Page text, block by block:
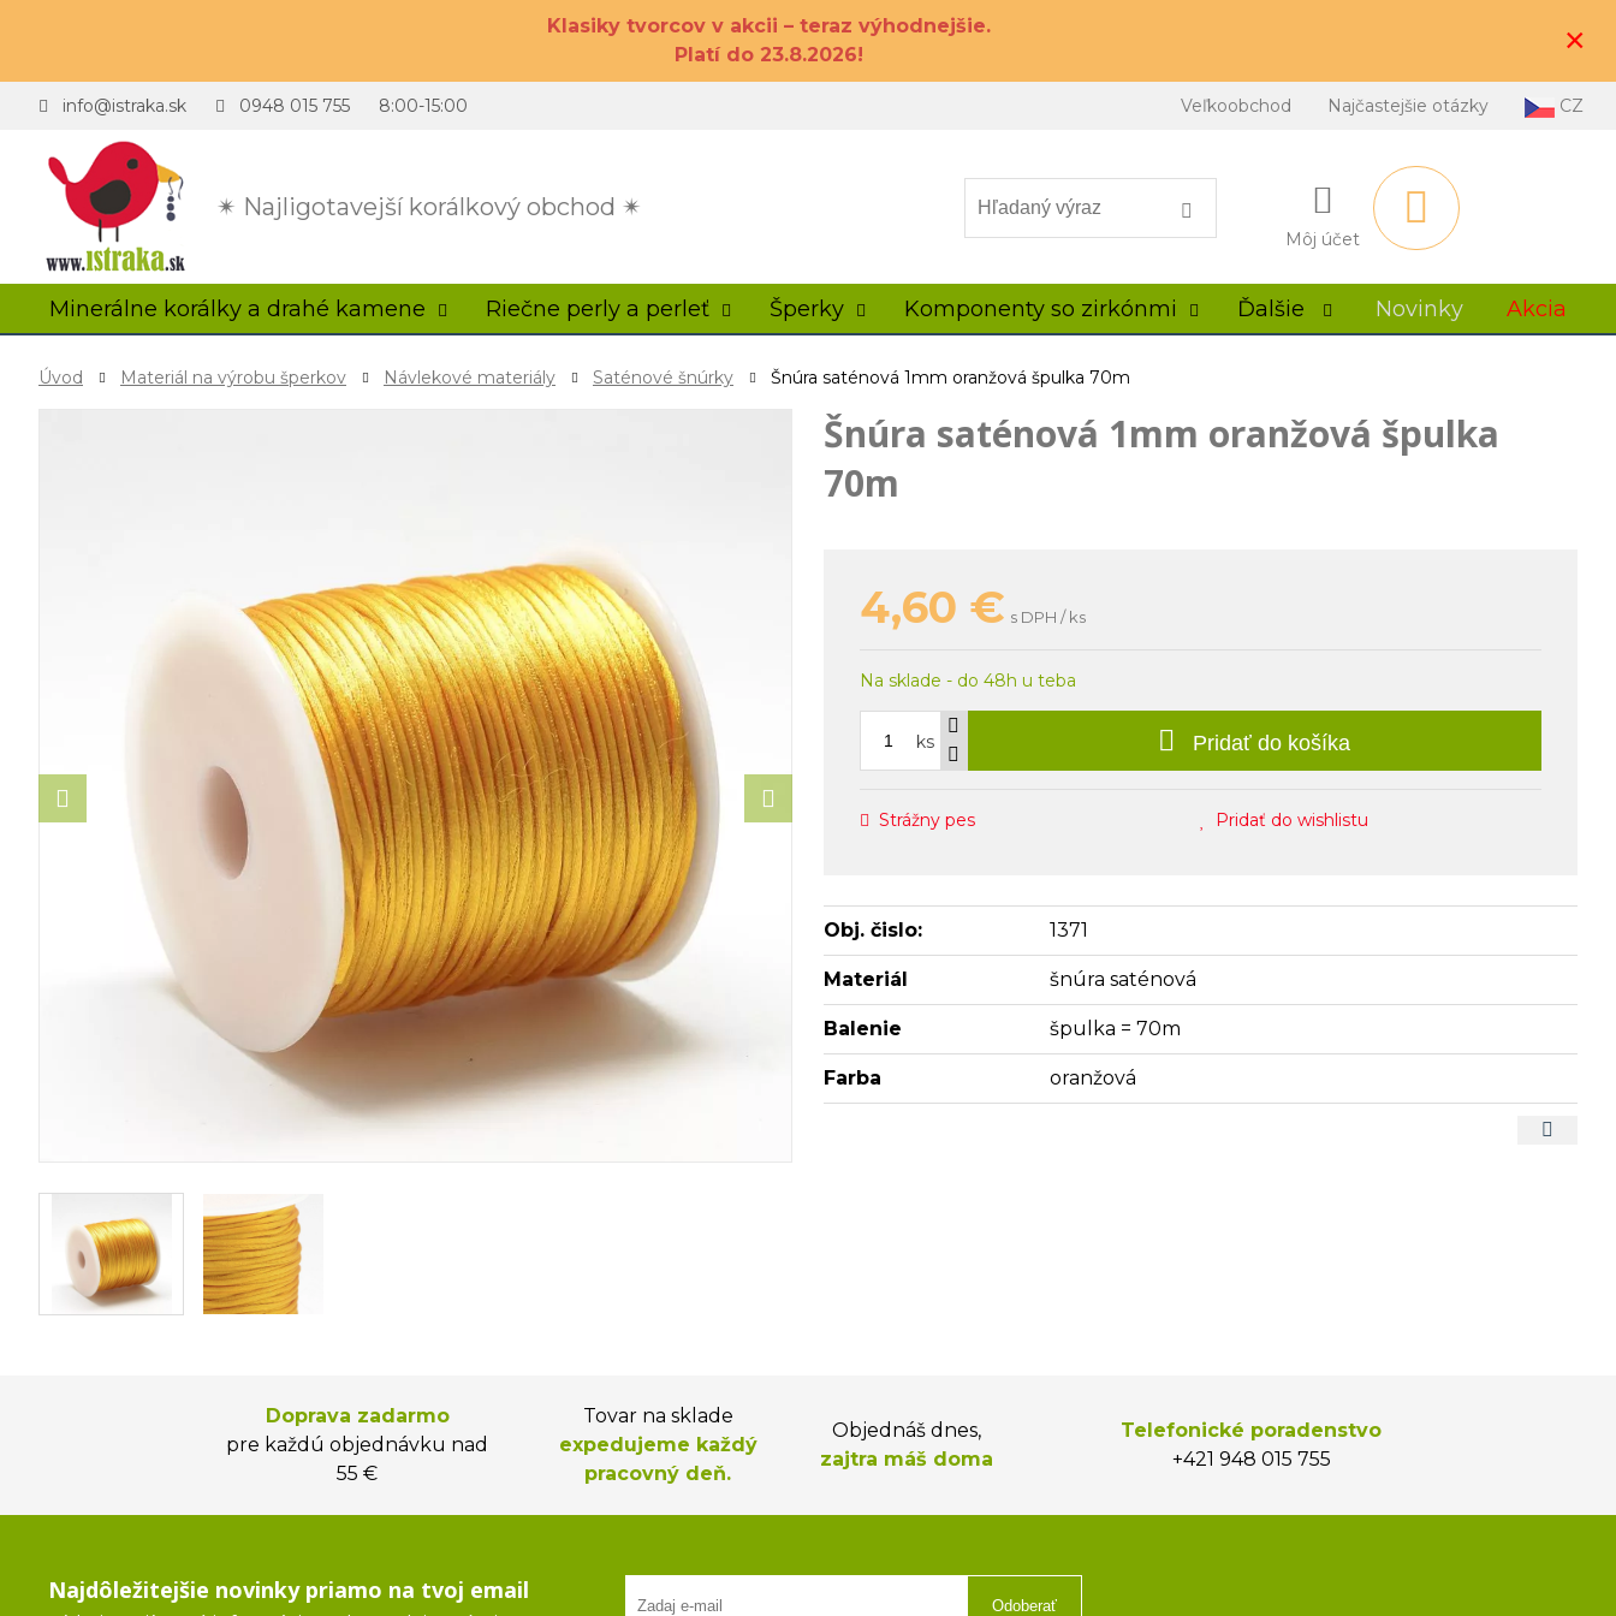
Klasiky tvorcov v akcii – teraz výhodnejšie.
Platí do 23.8.2026!
×
✴ Najligotavejší korálkový obchod ✴
info@istraka.sk 0948 015 755 8:00-15:00 Veľkoobchod Najčastejšie otázky CZ
Môj účet
Minerálne korálky a drahé kamene Riečne perly a perleť Šperky Komponenty so zirkónmi Ďalšie Novinky Akcia
Úvod Materiál na výrobu šperkov Návlekové materiály Saténové šnúrky Šnúra saténová 1mm oranžová špulka 70m
Šnúra saténová 1mm oranžová špulka
70m
4,60 € s DPH / ks
Na sklade - do 48h u teba
ks Pridať do košíka
Strážny pes Pridať do wishlistu
Obj. čislo: 1371
Materiál šnúra saténová
Balenie špulka = 70m
Farba oranžová
Doprava zadarmo
pre každú objednávku nad
55 €
Tovar na sklade
expedujeme každý
pracovný deň.
Objednáš dnes,
zajtra máš doma
Telefonické poradenstvo
+421 948 015 755
Najdôležitejšie novinky priamo na tvoj email
Odoberať